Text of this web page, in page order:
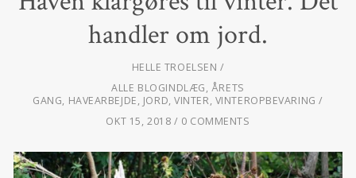
handler om jord.
HELLE TROELSEN
ALLE BLOGINDLÆG, ÅRETS
GANG, HAVEARBEJDE, JORD,VINTER, VINTEROPBEVARING
OKT 15, 2018
0 COMMENTS